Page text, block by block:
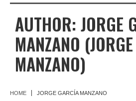
AUTHOR: JORGE
MANZANO
MANZANO)
HOME JORGE GARCÍA MANZANO